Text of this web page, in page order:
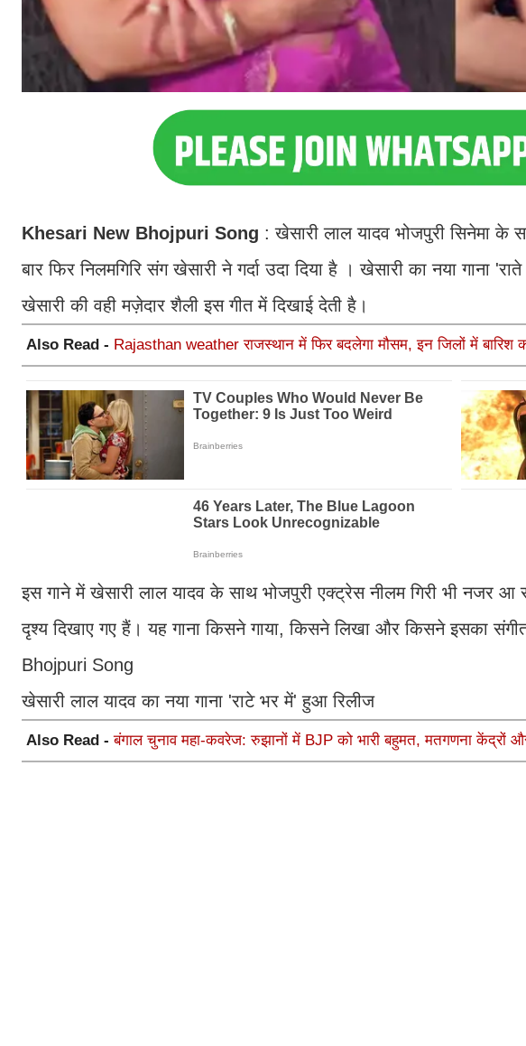
Khesari New Bhojpuri Song : खेसारी लाल यादव भोजपुरी सिनेमा
बार फिर निलमगिरि संग खेसारी ने गर्दा उदा दिया है । खेसारी का नया
खेसारी की वही मज़ेदार शैली इस गीत में दिखाई देती है।
Also Read - Rajasthan weather राजस्थान में फिर बदलेगा मौसम, इन जिलों में बारिश
इस गाने में खेसारी लाल यादव के साथ भोजपुरी एक्ट्रेस नीलम गिरी भी नजर आ
दृश्य दिखाए गए हैं। यह गाना किसने गाया, किसने लिखा और किसने इसका
Bhojpuri Song
खेसारी लाल यादव का नया गाना 'राटे भर में' हुआ रिलीज
Also Read -बंगाल चुनाव महा-कवरेज: रुझानों में BJP को भारी बहुमत, मतगणना केंद्रों